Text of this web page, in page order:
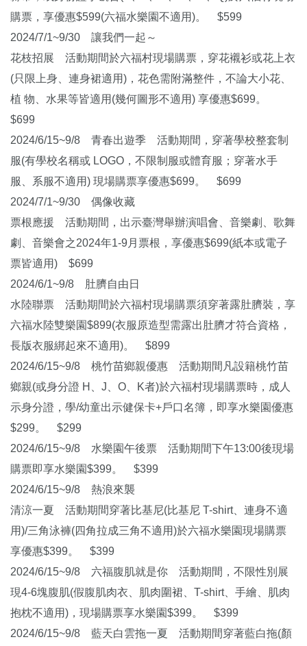
購票，享優惠$599(六福水樂園不適用)。 $599
2024/7/1~9/30 讓我們一起～
花枝招展 活動期間於六福村現場購票，穿花襯衫或花上衣
(只限上身、連身裙適用)，花色需附滿整件，不論大小花、
植 物、水果等皆適用(幾何圖形不適用) 享優惠$699。
$699
2024/6/15~9/8 青春出遊季 活動期間，穿著學校整套制
服(有學校名稱或 LOGO，不限制服或體育服；穿著水手
服、系服不適用) 現場購票享優惠$699。 $699
2024/7/1~9/30 偶像收藏
票根應援 活動期間，出示臺灣舉辦演唱會、音樂劇、歌舞
劇、音樂會之2024年1-9月票根，享優惠$699(紙本或電子
票皆適用) $699
2024/6/1~9/8 肚臍自由日
水陸聯票 活動期間於六福村現場購票須穿著露肚臍裝，享
六福水陸雙樂園$899(衣服原造型需露出肚臍才符合資格，
長版衣服綁起來不適用)。 $899
2024/6/15~9/8 桃竹苗鄉親優惠 活動期間凡設籍桃竹苗
鄉親(或身分證 H、J、O、K者)於六福村現場購票時，成人
示身分證，學/幼童出示健保卡+戶口名簿，即享水樂園優惠
$299。 $299
2024/6/15~9/8 水樂園午後票 活動期間下午13:00後現場
購票即享水樂園$399。 $399
2024/6/15~9/8 熱浪來襲
清涼一夏 活動期間穿著比基尼(比基尼 T-shirt、連身不適
用)/三角泳褲(四角拉成三角不適用)於六福水樂園現場購票
享優惠$399。 $399
2024/6/15~9/8 六福腹肌就是你 活動期間，不限性別展
現4-6塊腹肌(假腹肌肉衣、肌肉圍裙、T-shirt、手繪、肌肉
抱枕不適用)，現場購票享水樂園$399。 $399
2024/6/15~9/8 藍天白雲拖一夏 活動期間穿著藍白拖(顏